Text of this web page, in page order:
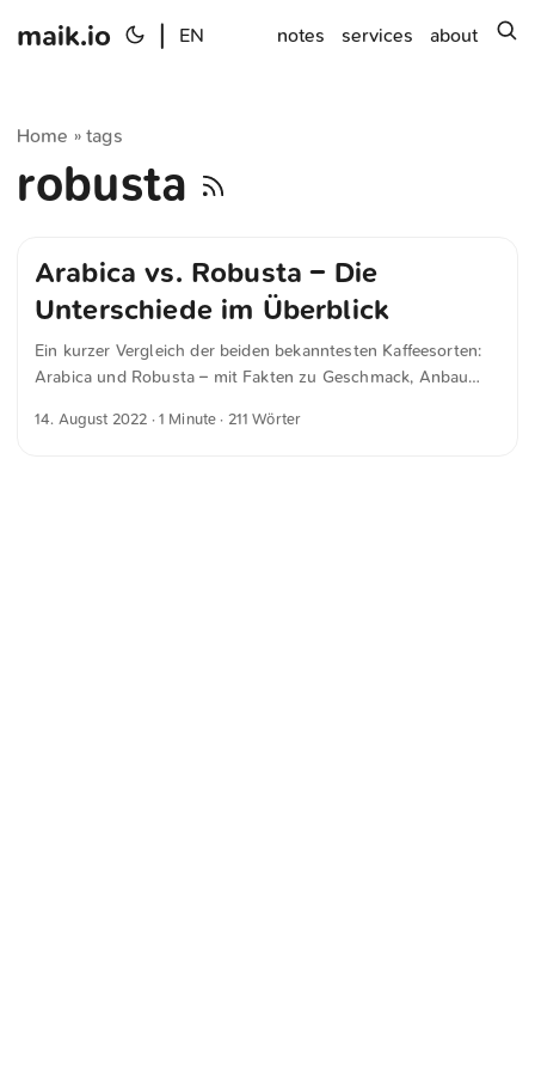
maik.io EN notes services about
Home »tags
robusta
Arabica vs. Robusta – Die
Unterschiede im Überblick
Ein kurzer Vergleich der beiden bekanntesten Kaffeesorten:
Arabica und Robusta – mit Fakten zu Geschmack, Anbau
14. August 2022 · 1 Minute · 211 Wörter